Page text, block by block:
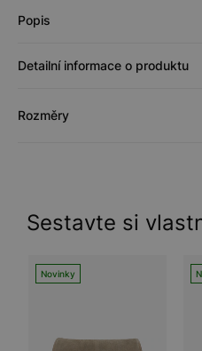
Popis
Detailní informace o produktu
Rozměry
Sestavte si
Novinky